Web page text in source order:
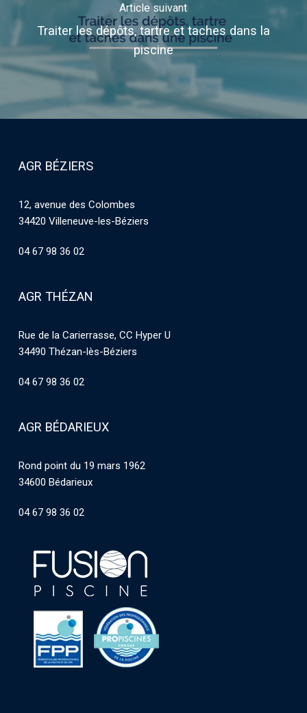
Article suivant
Traiter les dépôts, tartre et taches dans la
piscine
AGR BÉZIERS
12, avenue des Colombes
34420 Villeneuve-les-Béziers
04 67 98 36 02
AGR THÉZAN
Rue de la Carierrasse, CC Hyper U
34490 Thézan-lès-Béziers
04 67 98 36 02
AGR BÉDARIEUX
Rond point du 19 mars 1962
34600 Bédarieux
04 67 98 36 02